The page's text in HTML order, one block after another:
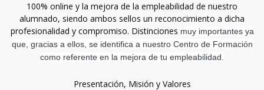
100% online y la mejora de la empleabilidad de nuestro
alumnado, siendo ambos sellos un reconocimiento a dicha
profesionalidad y compromiso. Distinciones muy importantes ya
que, gracias a ellos, se identifica a nuestro Centro de Formación
como referente en la mejora de tu empleabilidad.
Presentación, Misión y Valores